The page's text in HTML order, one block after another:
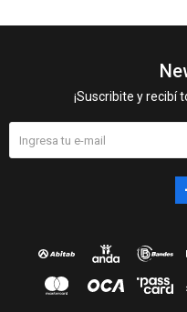
¡Suscribite y recibí